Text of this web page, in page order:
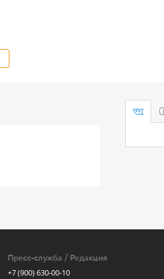
Пресс-служба / Редакция
+7 (900) 630-00-10